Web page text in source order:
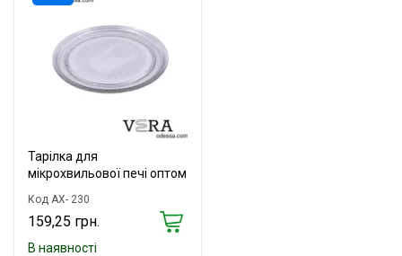
Тарілка для
мікрохвильової печі оптом
Код AX- 230
159,25 грн.
В наявності